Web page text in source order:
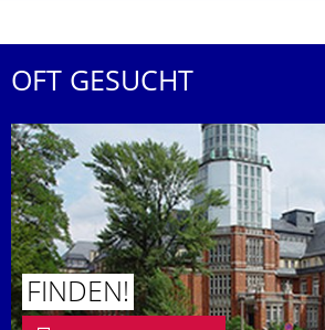
OFT GESUCHT
FINDEN!